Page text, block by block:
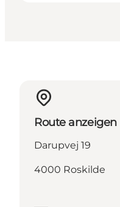
Route anzeigen
Darupvej 19
4000 Roskilde